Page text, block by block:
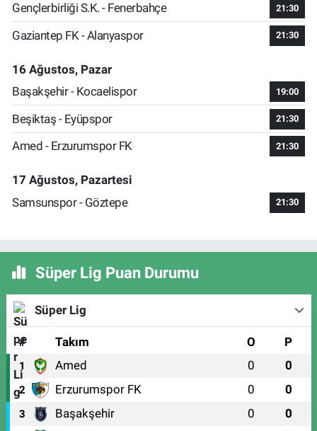
Gençlerbirliği S.K. - Fenerbahçe 21:30
Gaziantep FK - Alanyaspor 21:30
16 Ağustos, Pazar
Başakşehir - Kocaelispor
19:00
Beşiktaş - Eyüpspor 21:30
Amed - Erzurumspor FK 21:30
17 Ağustos, Pazartesi
Samsunspor - Göztepe
21:30
Süper Lig Puan Durumu
Süper Lig
# Takım O P
1 Amed 0 0
2 Erzurumspor FK 0 0
3 Başakşehir 0 0